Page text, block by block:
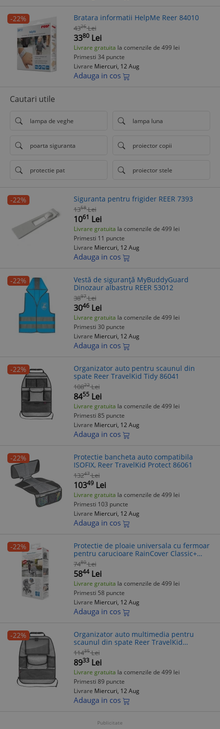
-22% Bratara informatii HelpMe Reer 84010
4326 Lei
3380 Lei
Livrare gratuita la comenzile de 499 lei
Primesti 34 puncte
Livrare Miercuri, 12 Aug
Adauga in cos
Cautari utile
lampa de veghe lampa luna
poarta siguranta proiector copii
protectie pat proiector stele
-22% Siguranta pentru frigider REER 7393
1358 Lei
1061 Lei
Livrare gratuita la comenzile de 499 lei
Primesti 11 puncte
Livrare Miercuri, 12 Aug
Adauga in cos
-22%
Vestă de siguranță MyBuddyGuard
Dinozaur albastru REER 53012
3897 Lei
3046 Lei
Livrare gratuita la comenzile de 499 lei
Primesti 30 puncte
Livrare Miercuri, 12 Aug
Adauga in cos
-22%
Organizator auto pentru scaunul din
spate Reer TravelKid Tidy 86041
10822 Lei
8455 Lei
Livrare gratuita la comenzile de 499 lei
Primesti 85 puncte
Livrare Miercuri, 12 Aug
Adauga in cos
-22%
Protectie bancheta auto compatibila
ISOFIX, Reer TravelKid Protect 86061
13247 Lei
10349 Lei
Livrare gratuita la comenzile de 499 lei
Primesti 103 puncte
Livrare Miercuri, 12 Aug
Adauga in cos
-22%
Protectie de ploaie universala cu fermoar
pentru carucioare RainCover Classic+
REER 84069
7480 Lei
5844 Lei
Livrare gratuita la comenzile de 499 lei
Primesti 58 puncte
Livrare Miercuri, 12 Aug
Adauga in cos
-22%
Organizator auto multimedia pentru
scaunul din spate Reer TravelKid
Entertain 86051
11435 Lei
8933 Lei
Livrare gratuita la comenzile de 499 lei
Primesti 89 puncte
Livrare Miercuri, 12 Aug
Adauga in cos
Publicitate